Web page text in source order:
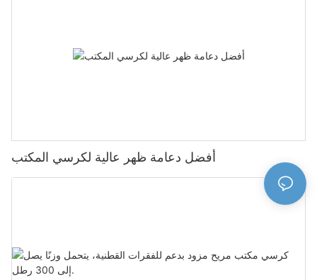
أفضل دعامة ظهر عالية لكرسي المكتب